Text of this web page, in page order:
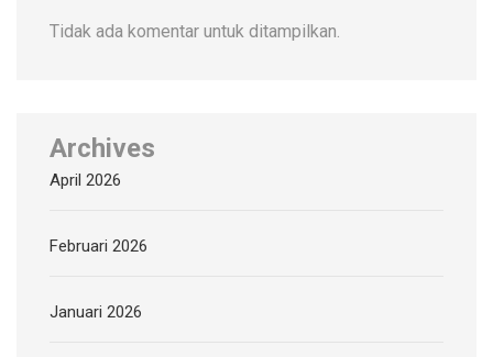
Tidak ada komentar untuk ditampilkan.
Archives
April 2026
Februari 2026
Januari 2026